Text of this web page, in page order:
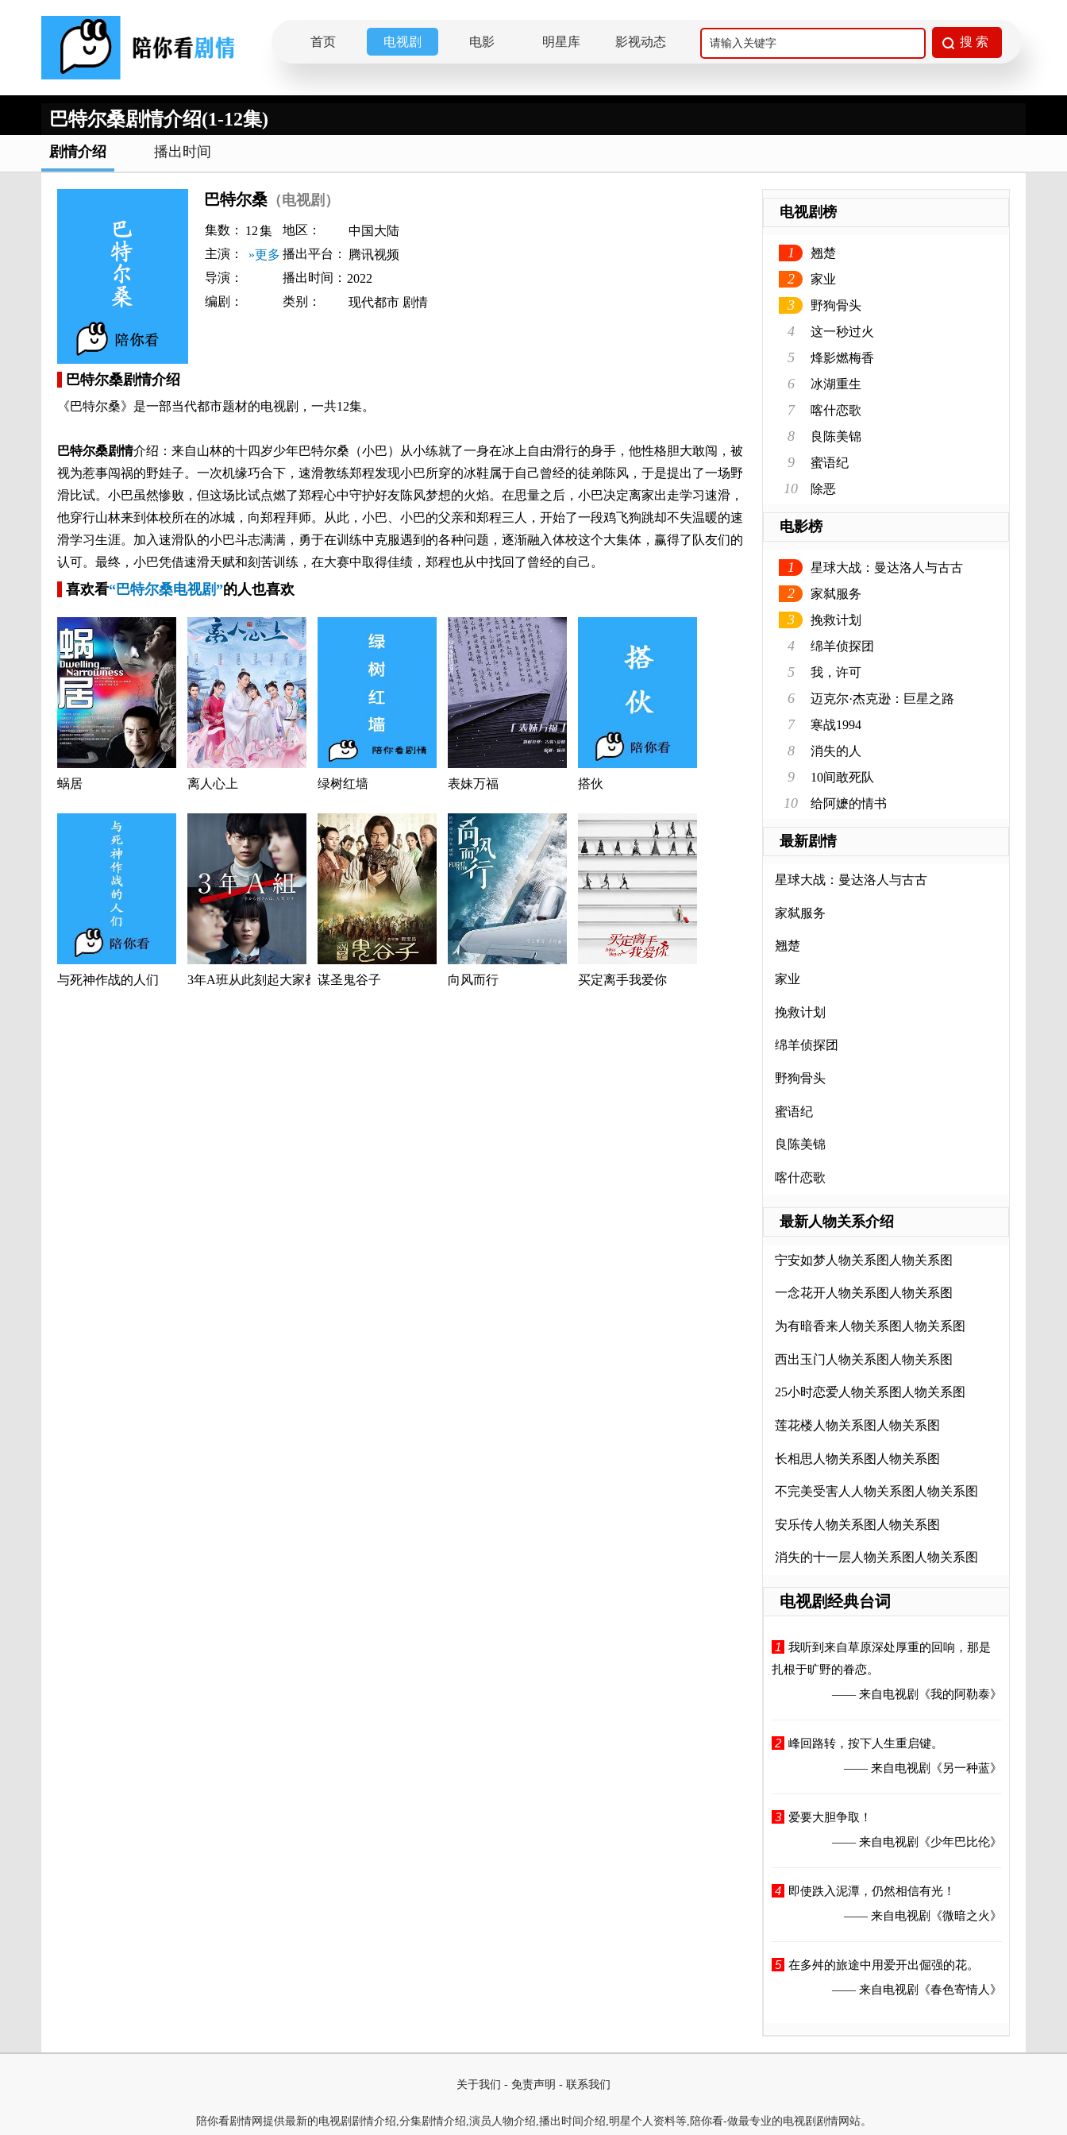
首页 电视剧 电影 明星库 影视动态
巴特尔桑剧情介绍(1-12集)
剧情介绍 播出时间
巴特尔桑 （电视剧）
集数： 12集 地区：
中国大陆
主演：
»更多 播出平台：
腾讯视频
导演：
播出时间： 2022
编剧：
类别： 现代都市 剧情
巴特尔桑剧情介绍
《巴特尔桑》是一部当代都市题材的电视剧，一共12集。
巴特尔桑剧情介绍： 来自山林的十四岁少年巴特尔桑（小巴）从小练就了一身在冰上自由滑行的身手，他性格胆大敢闯，被
视为惹事闯祸的野娃子。一次机缘巧合下，速滑教练郑程发现小巴所穿的冰鞋属于自己曾经的徒弟陈风，于是提出了一场野
滑比试。小巴虽然惨败，但这场比试点燃了郑程心中守护好友陈风梦想的火焰。在思量之后，小巴决定离家出走学习速滑，
他穿行山林来到体校所在的冰城，向郑程拜师。从此，小巴、小巴的父亲和郑程三人，开始了一段鸡飞狗跳却不失温暖的速
滑学习生涯。加入速滑队的小巴斗志满满，勇于在训练中克服遇到的各种问题，逐渐融入体校这个大集体，赢得了队友们的
认可。最终，小巴凭借速滑天赋和刻苦训练，在大赛中取得佳绩，郑程也从中找回了曾经的自己。
喜欢看“巴特尔桑电视剧”的人也喜欢
蜗居 离人心上 绿树红墙 表妹万福 搭伙
与死神作战的人们 3年A班从此刻起大家都是我的人质
谋圣鬼谷子 向风而行 买定离手我爱你
电视剧榜
1 翘楚
2 家业
3 野狗骨头
4 这一秒过火
5 烽影燃梅香
6 冰湖重生
7 喀什恋歌
8 良陈美锦
9 蜜语纪
10 除恶
电影榜
1 星球大战：曼达洛人与古古
2 家弑服务
3 挽救计划
4 绵羊侦探团
5 我，许可
6 迈克尔·杰克逊：巨星之路
7 寒战1994
8 消失的人
9 10间敢死队
10 给阿嬷的情书
最新剧情
星球大战：曼达洛人与古古
家弑服务
翘楚
家业
挽救计划
绵羊侦探团
野狗骨头
蜜语纪
良陈美锦
喀什恋歌
最新人物关系介绍
宁安如梦人物关系图人物关系图
一念花开人物关系图人物关系图
为有暗香来人物关系图人物关系图
西出玉门人物关系图人物关系图
25小时恋爱人物关系图人物关系图
莲花楼人物关系图人物关系图
长相思人物关系图人物关系图
不完美受害人人物关系图人物关系图
安乐传人物关系图人物关系图
消失的十一层人物关系图人物关系图
电视剧经典台词
1
我听到来自草原深处厚重的回响，那是
扎根于旷野的眷恋。
—— 来自电视剧
《我的阿勒泰》
2 峰回路转，按下人生重启键。
—— 来自电视剧
《另一种蓝》
3
爱要大胆争取！
—— 来自电视剧
《少年巴比伦》
4
即使跌入泥潭，仍然相信有光！
—— 来自电视剧
《微暗之火》
5 在多舛的旅途中用爱开出倔强的花。
—— 来自电视剧
《春色寄情人》
关于我们 - 免责声明 - 联系我们
陪你看剧情网提供最新的电视剧剧情介绍,分集剧情介绍,演员人物介绍,播出时间介绍,明星个人资料等,陪你看-做最专业的电视剧剧情网站。